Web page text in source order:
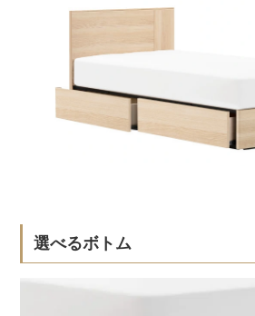
選べるボトム